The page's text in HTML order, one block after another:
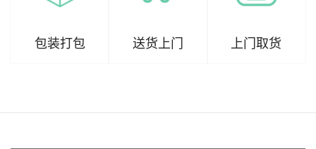
包装打包 送货上门 上门取货